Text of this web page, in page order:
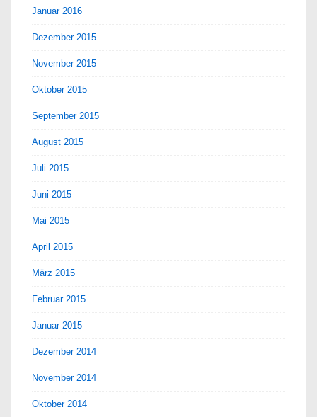
Januar 2016
Dezember 2015
November 2015
Oktober 2015
September 2015
August 2015
Juli 2015
Juni 2015
Mai 2015
April 2015
März 2015
Februar 2015
Januar 2015
Dezember 2014
November 2014
Oktober 2014